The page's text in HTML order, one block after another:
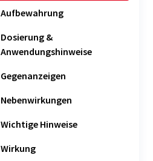
Aufbewahrung
Dosierung &
Anwendungshinweise
Gegenanzeigen
Nebenwirkungen
Wichtige Hinweise
Wirkung